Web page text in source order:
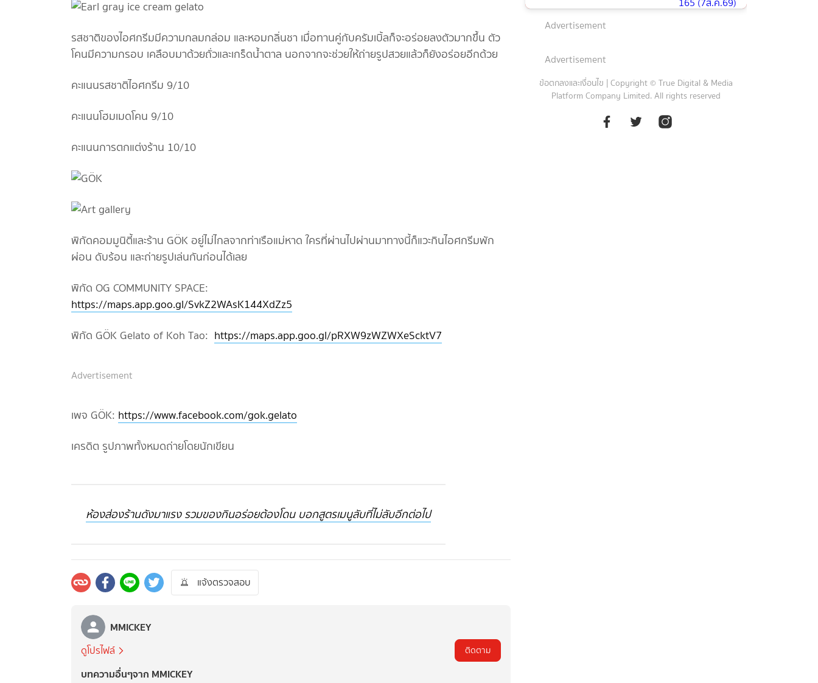
รสชาติของไอศกรีมมีความกลมกล่อม และหอมกลิ่นชา เมื่อทานคู่กับครัมเบิ้ลก็จะอร่อยลงตัวมากขึ้น ตัว
โคนมีความกรอบ เคลือบมาด้วยถั่วและเกร็ดน้ำตาล นอกจากจะช่วยให้ถ่ายรูปสวยแล้วก็ยังอร่อยอีกด้วย
คะแนนรสชาติไอศกรีม 9/10
คะแนนโฮมเมดโคน 9/10
คะแนนการตกแต่งร้าน 10/10
พิกัดคอมมูนิตี้และร้าน GÖK อยู่ไม่ไกลจากท่าเรือแม่หาด ใครที่ผ่านไปผ่านมาทางนี้ก็แวะกินไอศกรีมพัก
ผ่อน ดับร้อน และถ่ายรูปเล่นกันก่อนได้เลย
พิกัด OG COMMUNITY SPACE:
https://maps.app.goo.gl/SvkZ2WAsK144XdZz5
พิกัด GÖK Gelato of Koh Tao: https://maps.app.goo.gl/pRXW9zWZWXeScktV7
Advertisement
เพจ GÖK: https://www.facebook.com/gok.gelato
เครดิต รูปภาพทั้งหมดถ่ายโดยนักเขียน
ห้องส่องร้านดังมาแรง รวมของกินอร่อยต้องโดน บอกสูตรเมนูลับที่ไม่ลับอีกต่อไป
แจ้งตรวจสอบ
MMICKEY
ดูโปรไฟล์ ติดตาม
บทความอื่นๆจาก MMICKEY
Advertisement
Advertisement
ข้อตกลงและเงื่อนไข | Copyright © True Digital & Media
Platform Company Limited. All rights reserved